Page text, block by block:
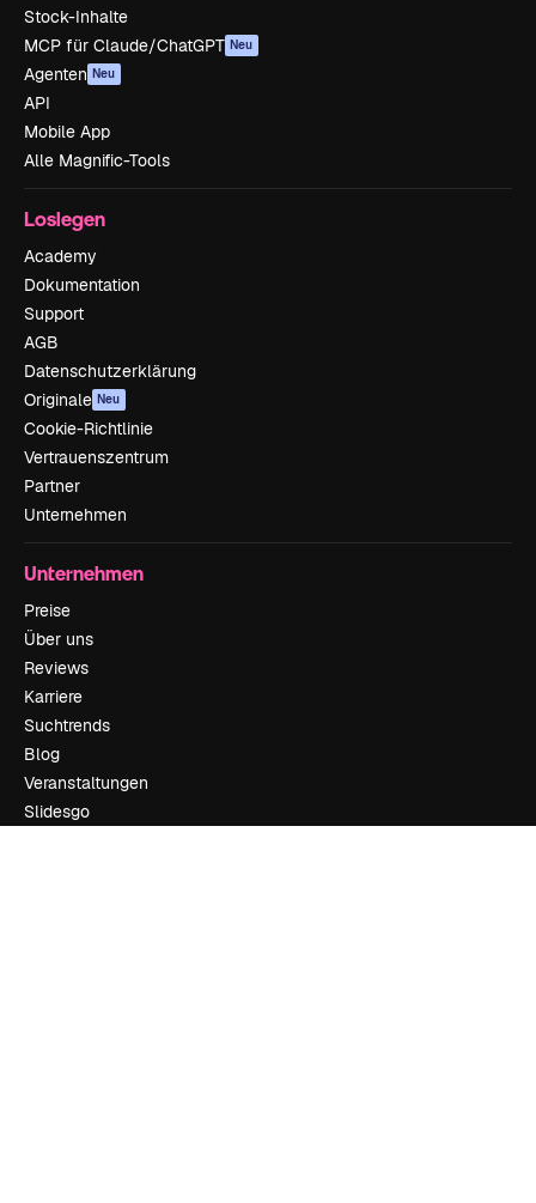
Stock-Inhalte
MCP für Claude/ChatGPT Neu
Agenten Neu
API
Mobile App
Alle Magnific-Tools
Loslegen
Academy
Dokumentation
Support
AGB
Datenschutzerklärung
Originale Neu
Cookie-Richtlinie
Vertrauenszentrum
Partner
Unternehmen
Unternehmen
Preise
Über uns
Reviews
Karriere
Suchtrends
Blog
Veranstaltungen
Slidesgo